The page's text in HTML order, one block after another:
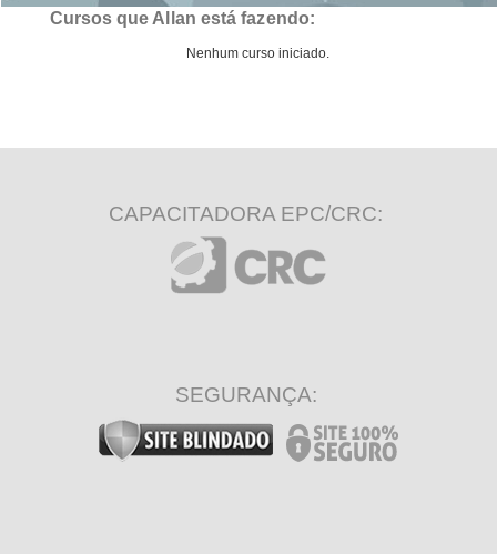
Cursos que Allan está fazendo:
Nenhum curso iniciado.
CAPACITADORA EPC/CRC:
SEGURANÇA: